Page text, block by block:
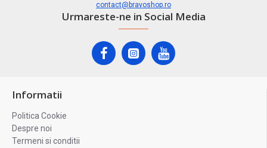
contact@bravoshop.ro
Urmareste-ne in Social Media
Informatii
Politica Cookie
Despre noi
Termeni si conditii